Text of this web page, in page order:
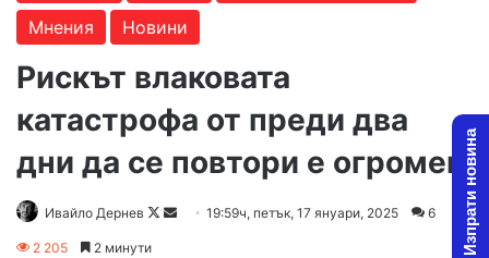
Мнения
Новини
Рискът влаковата
катастрофа от преди два
дни да се повтори е огромен
Ивайло Дернев
Follow
Send19:59ч, петък, 17 януари, 2025 6
2 205 2 минути Изпрати новина